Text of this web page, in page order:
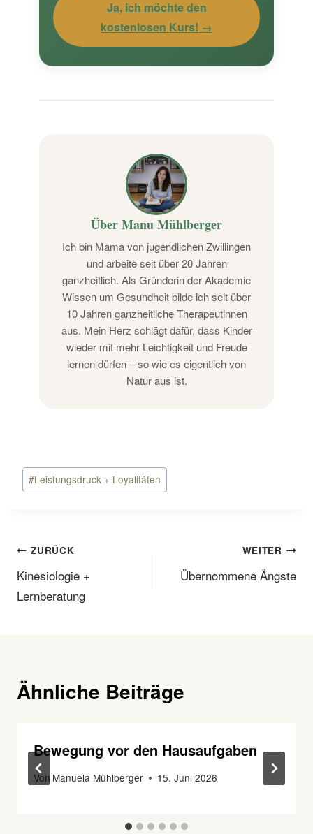
Ja, ich möchte den
kostenlosen Kurs! →
Über Manu Mühlberger
Ich bin Mama von jugendlichen Zwillingen
und arbeite seit über 20 Jahren
ganzheitlich. Als Gründerin der Akademie
Wissen um Gesundheit bilde ich seit über
10 Jahren ganzheitliche Therapeutinnen
aus. Mein Herz schlägt dafür, dass Kinder
wieder mit mehr Leichtigkeit und Freude
lernen dürfen – so wie es eigentlich von
Natur aus ist.
Schlagworte:
#Leistungsdruck + Loyalitäten
Beitragsnavigation
ZURÜCK
Kinesiologie +
Lernberatung
WEITER
Übernommene Ängste
Ähnliche Beiträge
Bewegung vor den Hausaufgaben
Von Manuela Mühlberger 15. Juni 2026